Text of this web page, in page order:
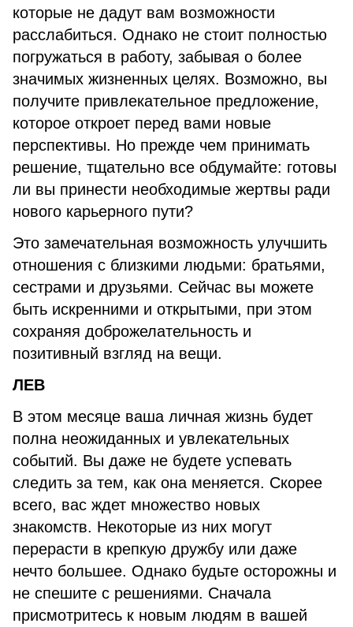
которые не дадут вам возможности
расслабиться. Однако не стоит полностью
погружаться в работу, забывая о более
значимых жизненных целях. Возможно, вы
получите привлекательное предложение,
которое откроет перед вами новые
перспективы. Но прежде чем принимать
решение, тщательно все обдумайте: готовы
ли вы принести необходимые жертвы ради
нового карьерного пути?
Это замечательная возможность улучшить
отношения с близкими людьми: братьями,
сестрами и друзьями. Сейчас вы можете
быть искренними и открытыми, при этом
сохраняя доброжелательность и
позитивный взгляд на вещи.
ЛЕВ
В этом месяце ваша личная жизнь будет
полна неожиданных и увлекательных
событий. Вы даже не будете успевать
следить за тем, как она меняется. Скорее
всего, вас ждет множество новых
знакомств. Некоторые из них могут
перерасти в крепкую дружбу или даже
нечто большее. Однако будьте осторожны и
не спешите с решениями. Сначала
присмотритесь к новым людям в вашей